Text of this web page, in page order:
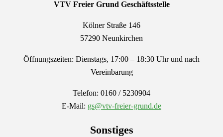
VTV Freier Grund Geschäftsstelle
Kölner Straße 146
57290 Neunkirchen
Öffnungszeiten: Dienstags, 17:00 – 18:30 Uhr und nach
Vereinbarung
Telefon: 0160 / 5230904
E-Mail: gs@vtv-freier-grund.de
Sonstiges